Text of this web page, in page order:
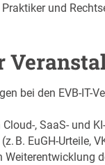
und
bei den EVB-IT-
, SaaS- und
B. EuGH-Urteile,